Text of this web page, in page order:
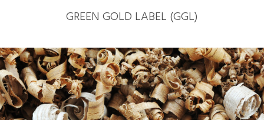
GREEN GOLD LABEL (GGL)